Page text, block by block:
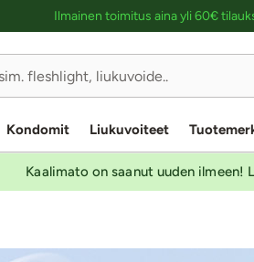
Ilmainen toimitus aina yli 60€
Kondomit Liukuvoiteet
Kaalimato on saanut uuden ilmeen!